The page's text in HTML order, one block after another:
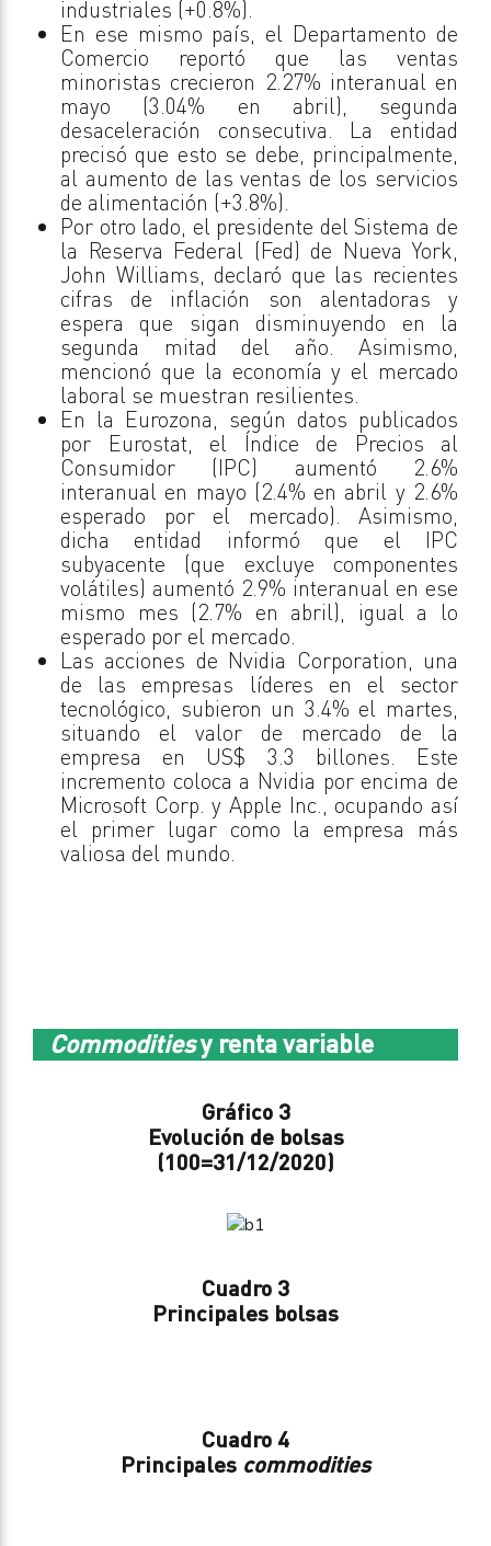
industriales (+0.8%).
En ese mismo país, el Departamento de
Comercio reportó que las ventas
minoristas crecieron 2.27% interanual en
mayo (3.04% en abril), segunda
desaceleración consecutiva. La entidad
precisó que esto se debe, principalmente,
al aumento de las ventas de los servicios
de alimentación (+3.8%).
Por otro lado, el presidente del Sistema de
la Reserva Federal (Fed) de Nueva York,
John Williams, declaró que las recientes
cifras de inflación son alentadoras y
espera que sigan disminuyendo en la
segunda mitad del año. Asimismo,
mencionó que la economía y el mercado
laboral se muestran resilientes.
En la Eurozona, según datos publicados
por Eurostat, el Índice de Precios al
Consumidor (IPC) aumentó 2.6%
interanual en mayo (2.4% en abril y 2.6%
esperado por el mercado). Asimismo,
dicha entidad informó que el IPC
subyacente (que excluye componentes
volátiles) aumentó 2.9% interanual en ese
mismo mes (2.7% en abril), igual a lo
esperado por el mercado.
Las acciones de Nvidia Corporation, una
de las empresas líderes en el sector
tecnológico, subieron un 3.4% el martes,
situando el valor de mercado de la
empresa en US$ 3.3 billones. Este
incremento coloca a Nvidia por encima de
Microsoft Corp. y Apple Inc., ocupando así
el primer lugar como la empresa más
valiosa del mundo.
Commoditiesy renta variable
Gráfico 3
Evolución de bolsas
(100=31/12/2020)
Cuadro 3
Principales bolsas
Cuadro 4
Principales commodities